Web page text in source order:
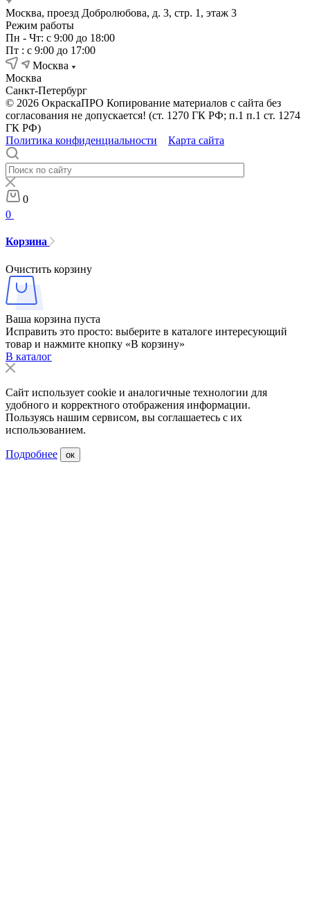
Москва, проезд Добролюбова, д. 3, стр. 1, этаж 3
Режим работы
Пн - Чт: с 9:00 до 18:00
Пт : с 9:00 до 17:00
Москва
Москва
Санкт-Петербург
© 2026 ОкраскаПРО Копирование материалов с сайта без
согласования не допускается! (ст. 1270 ГК РФ; п.1 п.1 ст. 1274
ГК РФ)
Политика конфиденциальности
Карта сайта
0
0
Корзина
Очистить корзину
Ваша корзина пуста
Исправить это просто: выберите в каталоге интересующий
товар и нажмите кнопку «В корзину»
В каталог
Сайт использует cookie и аналогичные технологии для
удобного и корректного отображения информации.
Пользуясь нашим сервисом, вы соглашаетесь с их
использованием.
Подробнее ок